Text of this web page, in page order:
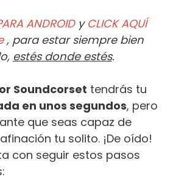
ANDROIDy CLICK AQUÍ
, para estar siempre bien
estés donde estés.
Soundcorset tendrás tu
en unos segundos, pero
que seas capaz de
tu solito. ¡De oído!
con seguir estos pasos